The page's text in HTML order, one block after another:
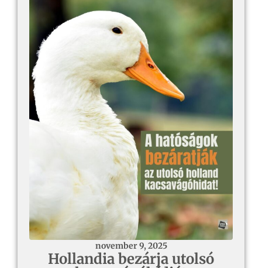
november 9, 2025
Hollandia bezárja utolsó